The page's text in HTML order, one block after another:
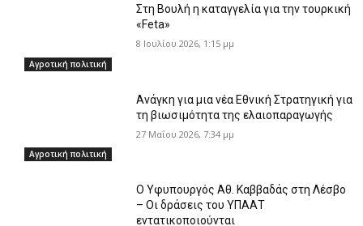
Αγροτική πολιτική
Στη Βουλή η καταγγελία για την τουρκική
«Feta»
8 Ιουλίου 2026, 1:15 μμ
Αγροτική πολιτική
Ανάγκη για μια νέα Εθνική Στρατηγική για
τη βιωσιμότητα της ελαιοπαραγωγής
27 Μαΐου 2026, 7:34 μμ
Ο Υφυπουργός Aθ. Καββαδάς στη Λέσβο
– Οι δράσεις του ΥΠΑΑΤ
εντατικοποιούνται